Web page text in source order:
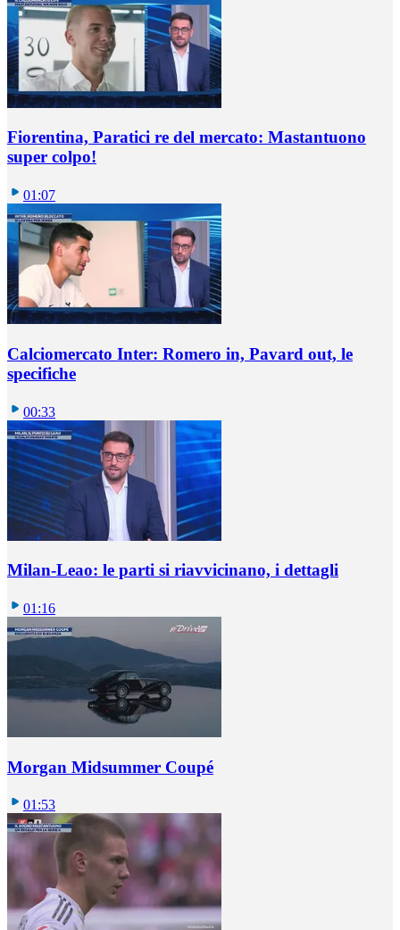
Fiorentina, Paratici re del mercato: Mastantuono
super colpo!
01:07
Calciomercato Inter: Romero in, Pavard out, le
specifiche
00:33
Milan-Leao: le parti si riavvicinano, i dettagli
01:16
Morgan Midsummer Coupé
01:53